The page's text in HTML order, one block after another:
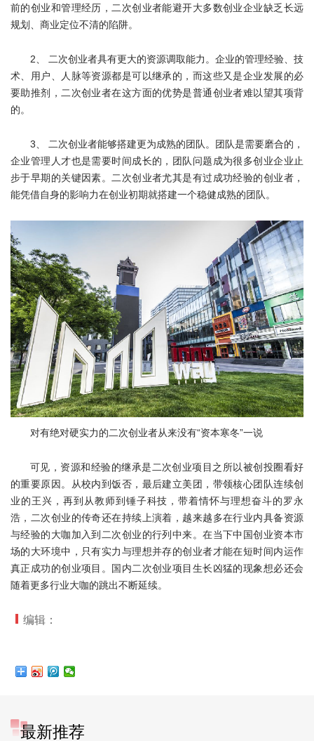
前的创业和管理经历，二次创业者能避开大多数创业企业缺乏长远
规划、商业定位不清的陷阱。
2、 二次创业者具有更大的资源调取能力。企业的管理经验、技
术、用户、人脉等资源都是可以继承的，而这些又是企业发展的必
要助推剂，二次创业者在这方面的优势是普通创业者难以望其项背
的。
3、 二次创业者能够搭建更为成熟的团队。团队是需要磨合的，
企业管理人才也是需要时间成长的，团队问题成为很多创业企业止
步于早期的关键因素。二次创业者尤其是有过成功经验的创业者，
能凭借自身的影响力在创业初期就搭建一个稳健成熟的团队。
对有绝对硬实力的二次创业者从来没有“资本寒冬”一说
可见，资源和经验的继承是二次创业项目之所以被创投圈看好
的重要原因。从校内到饭否，最后建立美团，带领核心团队连续创
业的王兴，再到从教师到锤子科技，带着情怀与理想奋斗的罗永
浩，二次创业的传奇还在持续上演着，越来越多在行业内具备资源
与经验的大咖加入到二次创业的行列中来。在当下中国创业资本市
场的大环境中，只有实力与理想并存的创业者才能在短时间内运作
真正成功的创业项目。国内二次创业项目生长凶猛的现象想必还会
随着更多行业大咖的跳出不断延续。
编辑：
最新推荐